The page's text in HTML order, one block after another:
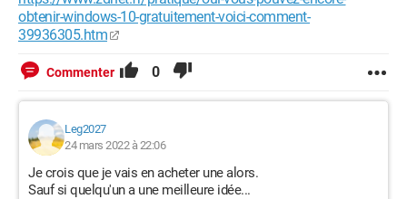
obtenir-windows-10-gratuitement-voici-comment-
39936305.htm
Commenter 0
Leg2027
24 mars 2022 à 22:06
Je crois que je vais en acheter une alors.
Sauf si quelqu'un a une meilleure idée...